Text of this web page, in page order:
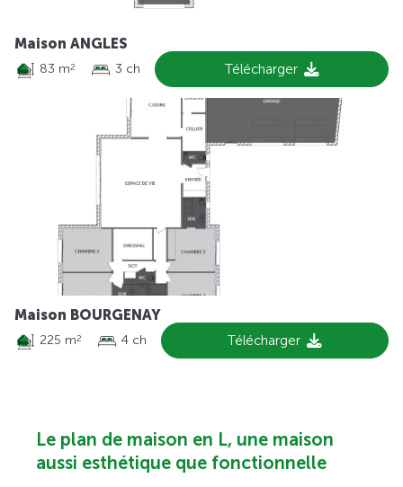
Maison ANGLES
83 m2 3 ch Télécharger
Maison BOURGENAY
225 m2 4 ch Télécharger
Le plan de maison en L, une maison
aussi esthétique que fonctionnelle